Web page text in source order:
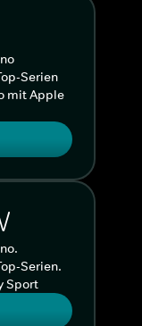
Serien
mit Apple
Serien.
Sport